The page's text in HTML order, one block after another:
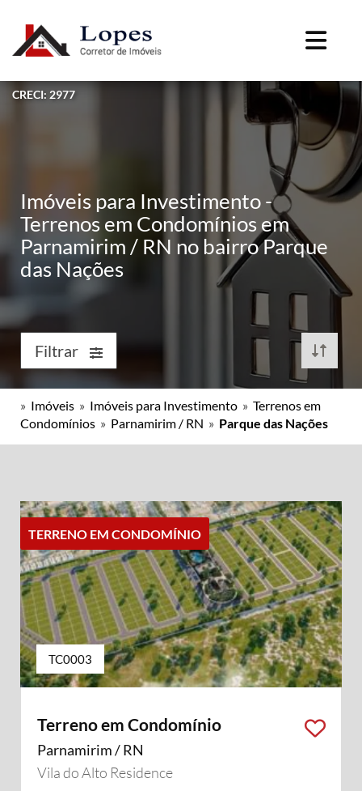
CRECI: 2977
Imóveis para Investimento -
Terrenos em Condomínios em
Parnamirim / RN no bairro Parque
das Nações
Filtrar
» Imóveis » Imóveis para Investimento » Terrenos em
Condomínios » Parnamirim / RN » Parque das Nações
TERRENO EM CONDOMÍNIO
TC0003
Terreno em Condomínio
Parnamirim / RN
Vila do Alto Residence